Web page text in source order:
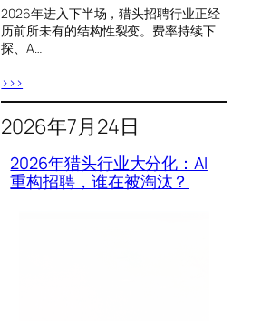
2026年进入下半场，猎头招聘行业正经
历前所未有的结构性裂变。费率持续下
探、A…
>>>
2026年7月24日
2026年猎头行业大分化：AI
重构招聘，谁在被淘汰？